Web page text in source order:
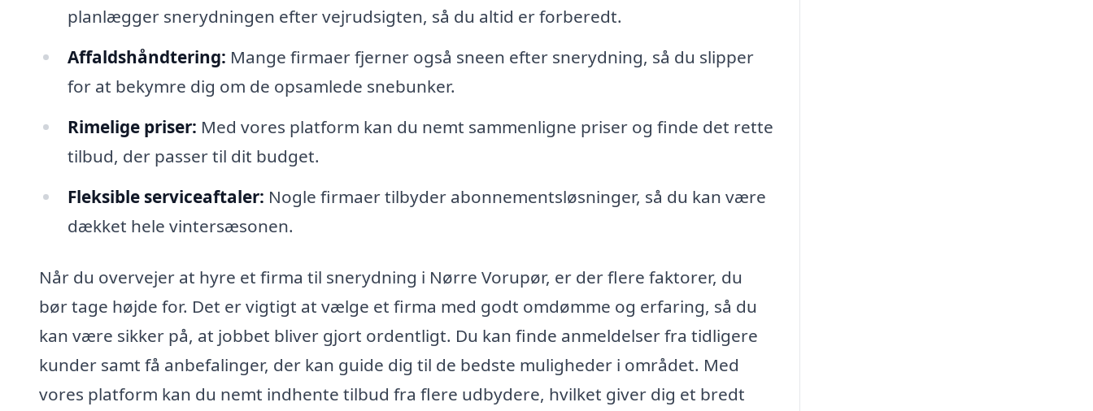
planlægger snerydningen efter vejrudsigten, så du altid er forberedt.
Affaldshåndtering: Mange firmaer fjerner også sneen efter snerydning, så du slipper
for at bekymre dig om de opsamlede snebunker.
Rimelige priser: Med vores platform kan du nemt sammenligne priser og finde det rette
tilbud, der passer til dit budget.
Fleksible serviceaftaler: Nogle firmaer tilbyder abonnementsløsninger, så du kan være
dækket hele vintersæsonen.
Når du overvejer at hyre et firma til snerydning i Nørre Vorupør, er der flere faktorer, du
bør tage højde for. Det er vigtigt at vælge et firma med godt omdømme og erfaring, så du
kan være sikker på, at jobbet bliver gjort ordentligt. Du kan finde anmeldelser fra tidligere
kunder samt få anbefalinger, der kan guide dig til de bedste muligheder i området. Med
vores platform kan du nemt indhente tilbud fra flere udbydere, hvilket giver dig et bredt